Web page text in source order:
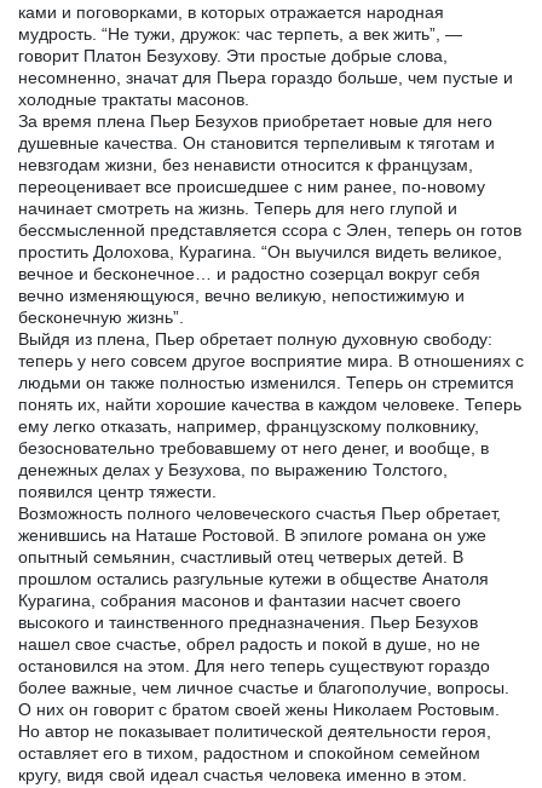
ками и поговорками, в которых отражается народная
мудрость. “Не тужи, дружок: час терпеть, а век жить”, —
говорит Платон Безухову. Эти простые добрые слова,
несомненно, значат для Пьера гораздо больше, чем пустые и
холодные трактаты масонов.
За время плена Пьер Безухов приобретает новые для него
душевные качества. Он становится терпеливым к тяготам и
невзгодам жизни, без ненависти относится к французам,
переоценивает все происшедшее с ним ранее, по-новому
начинает смотреть на жизнь. Теперь для него глупой и
бессмысленной представляется ссора с Элен, теперь он готов
простить Долохова, Курагина. “Он выучился видеть великое,
вечное и бесконечное… и радостно созерцал вокруг себя
вечно изменяющуюся, вечно великую, непостижимую и
бесконечную жизнь”.
Выйдя из плена, Пьер обретает полную духовную свободу:
теперь у него совсем другое восприятие мира. В отношениях с
людьми он также полностью изменился. Теперь он стремится
понять их, найти хорошие качества в каждом человеке. Теперь
ему легко отказать, например, французскому полковнику,
безосновательно требовавшему от него денег, и вообще, в
денежных делах у Безухова, по выражению Толстого,
появился центр тяжести.
Возможность полного человеческого счастья Пьер обретает,
женившись на Наташе Ростовой. В эпилоге романа он уже
опытный семьянин, счастливый отец четверых детей. В
прошлом остались разгульные кутежи в обществе Анатоля
Курагина, собрания масонов и фантазии насчет своего
высокого и таинственного предназначения. Пьер Безухов
нашел свое счастье, обрел радость и покой в душе, но не
остановился на этом. Для него теперь существуют гораздо
более важные, чем личное счастье и благополучие, вопросы.
О них он говорит с братом своей жены Николаем Ростовым.
Но автор не показывает политической деятельности героя,
оставляет его в тихом, радостном и спокойном семейном
кругу, видя свой идеал счастья человека именно в этом.